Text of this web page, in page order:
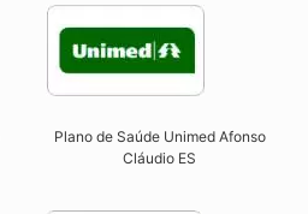
Plano de Saúde Unimed Afonso
Cláudio ES